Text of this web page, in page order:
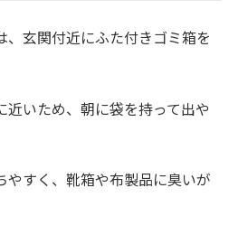
、玄関付近にふた付きゴミ箱を
いため、朝に袋を持って出や
やすく、靴箱や布製品に臭いが